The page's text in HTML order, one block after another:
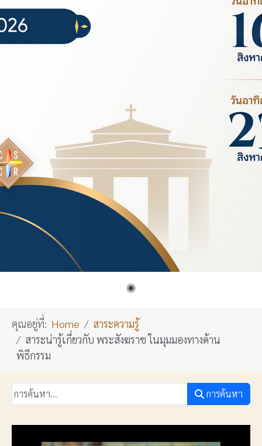
คุณอยู่ที่: Home
สาระความรู้
สาระน่ารู้เกี่ยวกับ พระสังฆราช ในมุมมองทางด้าน
พิธีกรรม
การค้นหา